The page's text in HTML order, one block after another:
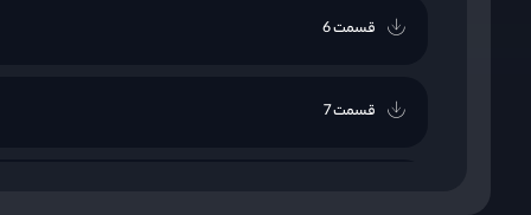
قسمت 6
قسمت 7